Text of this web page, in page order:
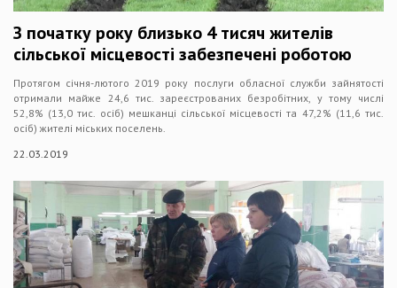
З початку року близько 4 тисяч жителів
сільської місцевості забезпечені роботою
Протягом січня-лютого 2019 року послуги обласної служби зайнятості
отримали майже 24,6 тис. зареєстрованих безробітних, у тому числі
52,8% (13,0 тис. осіб) мешканці сільської місцевості та 47,2% (11,6 тис.
осіб) жителі міських поселень.
22.03.2019